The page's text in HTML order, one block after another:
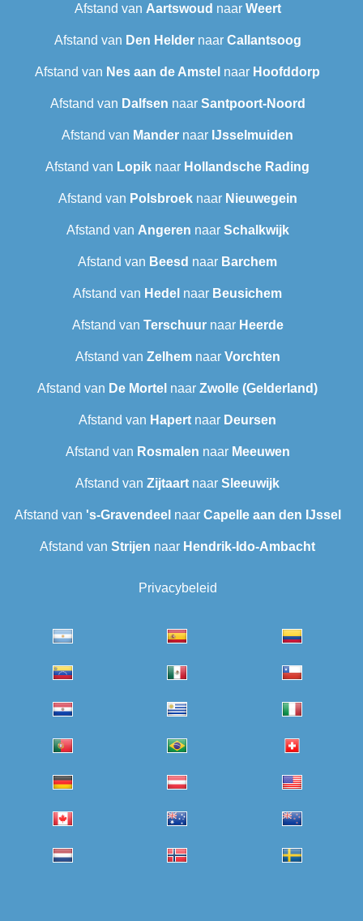
Afstand van Aartswoud naar Weert
Afstand van Den Heldernaar Callantsoog
Afstand van Nes aan de Amstel naar Hoofddorp
Afstand van Dalfsen naar Santpoort-Noord
Afstand van Mander naar IJsselmuiden
Afstand van Lopik naar Hollandsche Rading
Afstand van Polsbroeknaar Nieuwegein
Afstand van Angeren naar Schalkwijk
Afstand van Beesd naar Barchem
Afstand van Hedel naar Beusichem
Afstand van Terschuurnaar Heerde
Afstand van Zelhemnaar Vorchten
Afstand van De Mortel naar Zwolle (Gelderland)
Afstand van Hapert naar Deursen
Afstand van Rosmalen naar Meeuwen
Afstand van Zijtaart naar Sleeuwijk
Afstand van 's-Gravendeel naar Capelle aan den IJssel
Afstand van Strijen naar Hendrik-Ido-Ambacht
Privacybeleid